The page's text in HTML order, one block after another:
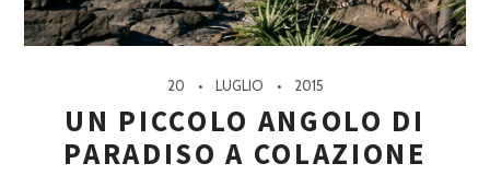
20 LUGLIO 2015
UN PICCOLO ANGOLO DI
PARADISO A COLAZIONE